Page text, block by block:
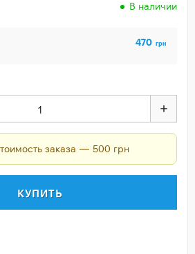
В наличии
470 грн
заказа — 500 грн
КУПИТЬ